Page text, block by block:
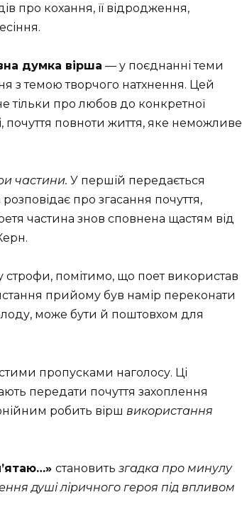
про кохання, її відродження,
думка вірша — у поєднанні теми
з темою творчого натхнен­ня. Цей
тільки про любов до конкретної
почуття повноти життя, яке неможливе
частини. У першій пере­дається
про згасання по­чуття,
частина знов сповнена щастям від
строфи, помітимо, що поет використав
прийому був на­мір переконати
може бути й поштовхом для
пропусками наголосу. Ці
передати почуття захоплення
робить вірш використання
становить згадка про минулу
душі ліричного героя під впливом